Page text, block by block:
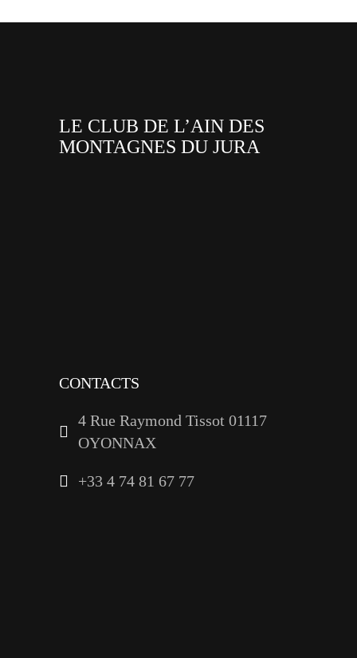
LE CLUB DE L’AIN DES
MONTAGNES DU JURA
CONTACTS
4 Rue Raymond Tissot 01117
OYONNAX
+33 4 74 81 67 77